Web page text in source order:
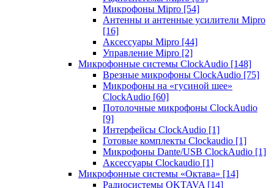
Микрофоны Mipro [54]
Антенны и антенные усилители Mipro
[16]
Аксессуары Mipro [44]
Управление Mipro [2]
Микрофонные системы ClockAudio [148]
Врезные микрофоны ClockAudio [75]
Микрофоны на «гусиной шее»
ClockAudio [60]
Потолочные микрофоны ClockAudio
[9]
Интерфейсы ClockAudio [1]
Готовые комплекты Clockaudio [1]
Микрофоны Dante/USB ClockAudio [1]
Аксессуары Clockaudio [1]
Микрофонные системы «Октава» [14]
Радиосистемы OKTAVA [14]